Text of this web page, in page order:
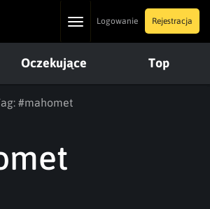
ToggleLogowanie Rejestracja
Oczekujące Top
#mahomet